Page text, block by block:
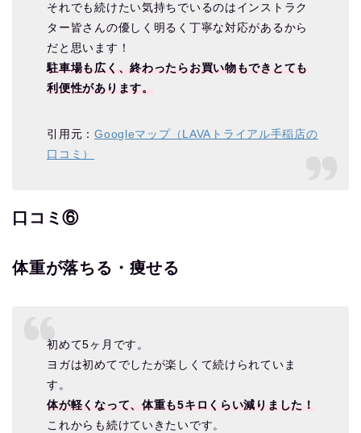
それでも続けたい気持ちでいるのはインストラク
ター皆さんの優しく明るく丁寧な対応があるから
だと思います！
駐車場も広く、終わったらお買い物もできとても
利便性があります。
引用元：Googleマップ（LAVAトライアル手稲店の
口コミ）
口コミ⑥
体重が落ちる・痩せる
初めて5ヶ月です。
ヨガは初めてでしたが楽しくて続けられていま
す。
体が軽くなって、体重も5キロくらい減りました！
これからも続けていきたいです。